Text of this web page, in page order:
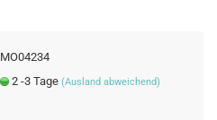
MO04234
2 -3 Tage (Ausland abweichend)